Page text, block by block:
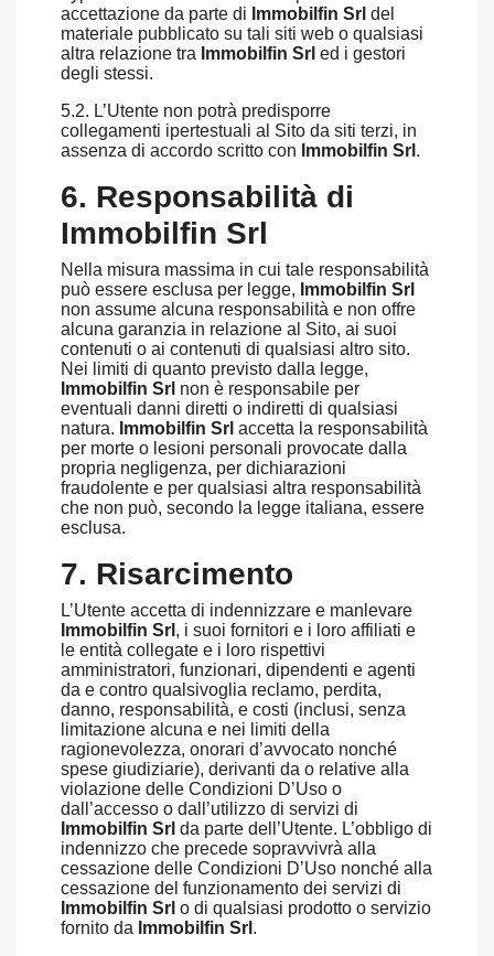
accettazione da parte di Immobilfin Srl del
materiale pubblicato su tali siti web o qualsiasi
altra relazione tra Immobilfin Srl ed i gestori
degli stessi.
5.2. L’Utente non potrà predisporre
collegamenti ipertestuali al Sito da siti terzi, in
assenza di accordo scritto con Immobilfin Srl .
6. Responsabilità di
Immobilfin Srl
Nella misura massima in cui tale responsabilità
può essere esclusa per legge, Immobilfin Srl
non assume alcuna responsabilità e non offre
alcuna garanzia in relazione al Sito, ai suoi
contenuti o ai contenuti di qualsiasi altro sito.
Nei limiti di quanto previsto dalla legge,
Immobilfin Srl non è responsabile per
eventuali danni diretti o indiretti di qualsiasi
natura. Immobilfin Srl accetta la responsabilità
per morte o lesioni personali provocate dalla
propria negligenza, per dichiarazioni
fraudolente e per qualsiasi altra responsabilità
che non può, secondo la legge italiana, essere
esclusa.
7. Risarcimento
L’Utente accetta di indennizzare e manlevare
Immobilfin Srl , i suoi fornitori e i loro affiliati e
le entità collegate e i loro rispettivi
amministratori, funzionari, dipendenti e agenti
da e contro qualsivoglia reclamo, perdita,
danno, responsabilità, e costi (inclusi, senza
limitazione alcuna e nei limiti della
ragionevolezza, onorari d’avvocato nonché
spese giudiziarie), derivanti da o relative alla
violazione delle Condizioni D’Uso o
dall’accesso o dall’utilizzo di servizi di
Immobilfin Srl da parte dell’Utente. L’obbligo di
indennizzo che precede sopravvivrà alla
cessazione delle Condizioni D’Uso nonché alla
cessazione del funzionamento dei servizi di
Immobilfin Srl o di qualsiasi prodotto o servizio
fornito da Immobilfin Srl .